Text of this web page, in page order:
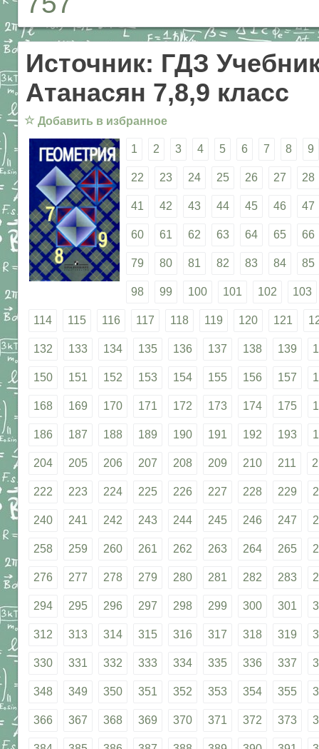
Источник: ГДЗ
Атанасян 7,8,9 класс
☆ Добавить в избранное
1 2 3 4 5 6 7 8 9
22 23 24 25 26 27 28
41 42 43 44 45 46 47
60 61 62 63 64 65 66
79 80 81 82 83 84 85
98 99 100 101 102 103
114 115 116 117 118 119 120 121
132 133 134 135 136 137 138 139
150 151 152 153 154 155 156 157
168 169 170 171 172 173 174 175
186 187 188 189 190 191 192 193
204 205 206 207 208 209 210 211
222 223 224 225 226 227 228 229
240 241 242 243 244 245 246 247
258 259 260 261 262 263 264 265
276 277 278 279 280 281 282 283
294 295 296 297 298 299 300 301
312 313 314 315 316 317 318 319
330 331 332 333 334 335 336 337
348 349 350 351 352 353 354 355
366 367 368 369 370 371 372 373